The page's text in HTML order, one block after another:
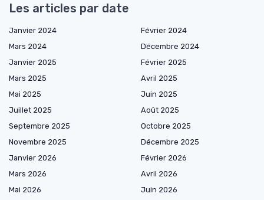
Les articles par date
Janvier 2024
Février 2024
Mars 2024
Décembre 2024
Janvier 2025
Février 2025
Mars 2025
Avril 2025
Mai 2025
Juin 2025
Juillet 2025
Août 2025
Septembre 2025
Octobre 2025
Novembre 2025
Décembre 2025
Janvier 2026
Février 2026
Mars 2026
Avril 2026
Mai 2026
Juin 2026